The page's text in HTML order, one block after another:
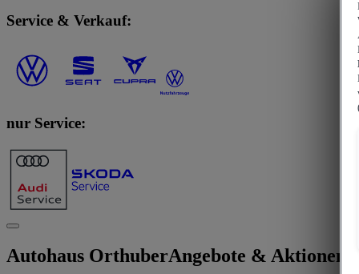
Service & Verkauf:
nur Service:
Autohaus OrthuberAngebote & Aktionen